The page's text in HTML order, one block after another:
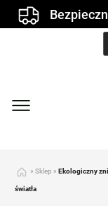
» Sklep » Ekologiczny
światła